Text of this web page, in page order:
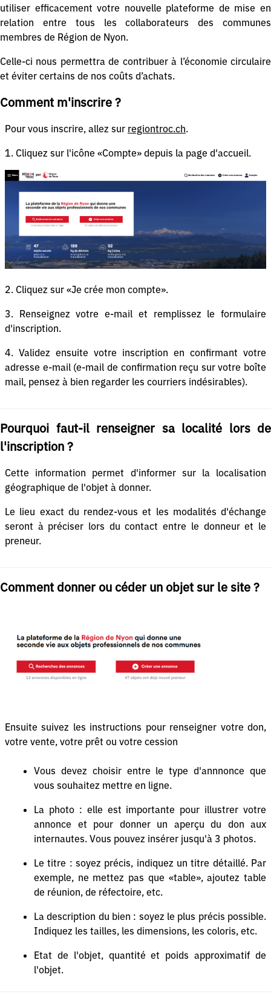
utiliser efficacement votre nouvelle plateforme de mise en
relation entre tous les collaborateurs des communes
membres de Région de Nyon.
Celle-ci nous permettra de contribuer à l’économie circulaire
et éviter certains de nos coûts d’achats.
Comment m'inscrire ?
Pour vous inscrire, allez sur regiontroc.ch.
1. Cliquez sur l'icône «Compte» depuis la page d'accueil.
2. Cliquez sur «Je crée mon compte».
3. Renseignez votre e-mail et remplissez le formulaire
d'inscription.
4. Validez ensuite votre inscription en confirmant votre
adresse e-mail (e-mail de confirmation reçu sur votre boîte
mail, pensez à bien regarder les courriers indésirables).
Pourquoi faut-il renseigner sa localité lors de
l'inscription ?
Cette information permet d'informer sur la localisation
géographique de l'objet à donner.
Le lieu exact du rendez-vous et les modalités d'échange
seront à préciser lors du contact entre le donneur et le
preneur.
Comment donner ou céder un objet sur le site ?
Ensuite suivez les instructions pour renseigner votre don,
votre vente, votre prêt ou votre cession
Vous devez choisir entre le type d'annnonce que
vous souhaitez mettre en ligne.
La photo : elle est importante pour illustrer votre
annonce et pour donner un aperçu du don aux
internautes. Vous pouvez insérer jusqu'à 3 photos.
Le titre : soyez précis, indiquez un titre détaillé. Par
exemple, ne mettez pas que «table», ajoutez table
de réunion, de réfectoire, etc.
La description du bien : soyez le plus précis possible.
Indiquez les tailles, les dimensions, les coloris, etc.
Etat de l'objet, quantité et poids approximatif de
l'objet.